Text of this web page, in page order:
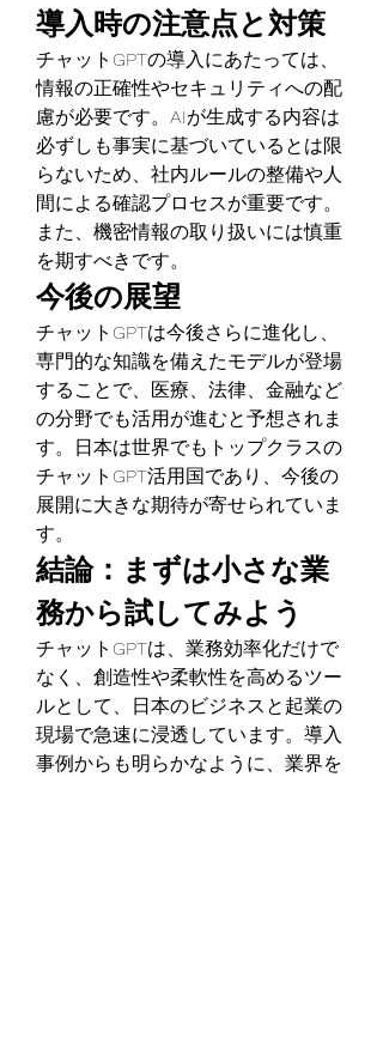
導入時の注意点と対策
チャットGPTの導入にあたっては、
情報の正確性やセキュリティへの配
慮が必要です。AIが生成する内容は
必ずしも事実に基づいているとは限
らないため、社内ルールの整備や人
間による確認プロセスが重要です。
また、機密情報の取り扱いには慎重
を期すべきです。
今後の展望
チャットGPTは今後さらに進化し、
専門的な知識を備えたモデルが登場
することで、医療、法律、金融など
の分野でも活用が進むと予想されま
す。日本は世界でもトップクラスの
チャットGPT活用国であり、今後の
展開に大きな期待が寄せられていま
す。
結論：まずは小さな業
務から試してみよう
チャットGPTは、業務効率化だけで
なく、創造性や柔軟性を高めるツー
ルとして、日本のビジネスと起業の
現場で急速に浸透しています。導入
事例からも明らかなように、業界を